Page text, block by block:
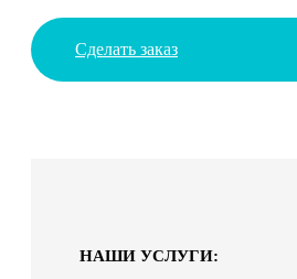
Сделать заказ
НАШИ УСЛУГИ: